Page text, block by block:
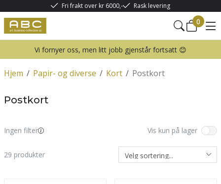
Fri frakt over kr 6000,- Rask levering
0
Vi fornyer oss, men litt jobb gjenstår fortsatt 😊
/
Hjem /
Papir- og diverse /
Kort Postkort
Postkort
Ingen filter Vis kun på lager
29 produkter